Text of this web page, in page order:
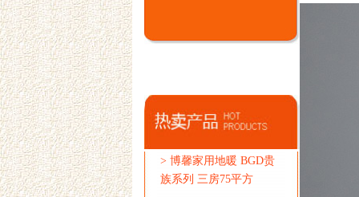
> 博馨家用地暖 BGD贵
族系列 三房75平方